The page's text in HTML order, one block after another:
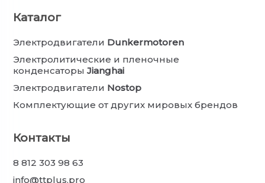
Каталог
Электродвигатели Dunkermotoren
Электролитические и пленочные
конденсаторыJianghai
Электродвигатели Nostop
Комплектующие от других мировых брендов
Контакты
8 812 303 98 63
info@ttplus.pro